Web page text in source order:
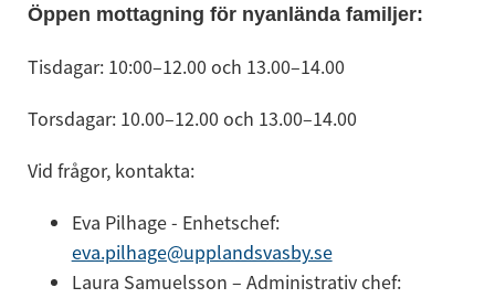
Öppen mottagning för nyanlända familjer:
Tisdagar: 10:00–12.00 och 13.00–14.00
Torsdagar: 10.00–12.00 och 13.00–14.00
Vid frågor, kontakta:
Eva Pilhage - Enhetschef:
eva.pilhage@upplandsvasby.se
Laura Samuelsson – Administrativ chef: